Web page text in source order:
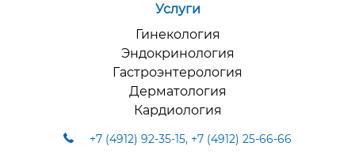
Услуги
Гинекология
Эндокринология
Гастроэнтерология
Дерматология
Кардиология
+7 (4912) 92-35-15, +7 (4912) 25-66-66